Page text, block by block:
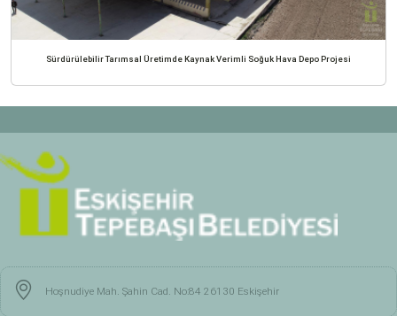
Sürdürülebilir Tarımsal Üretimde Kaynak Verimli Soğuk Hava Depo Projesi
Hoşnudiye Mah. Şahin Cad. No:84 26130 Eskişehir